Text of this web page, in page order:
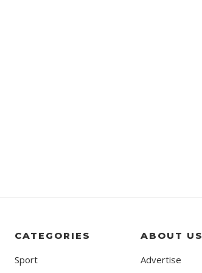
CATEGORIES
Sport
ABOUT US
Advertise